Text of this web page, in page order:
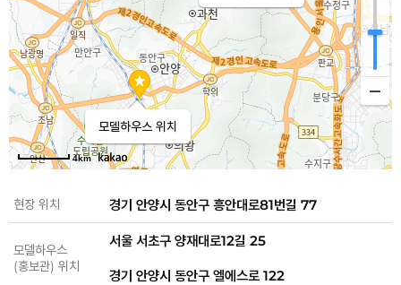
모델하우스 위치
4km
현장 위치 경기 안양시 동안구 흥안대로81번길 77
모델하우스
(홍보관) 위치
서울 서초구 양재대로12길 25
경기 안양시 동안구 엘에스로 122